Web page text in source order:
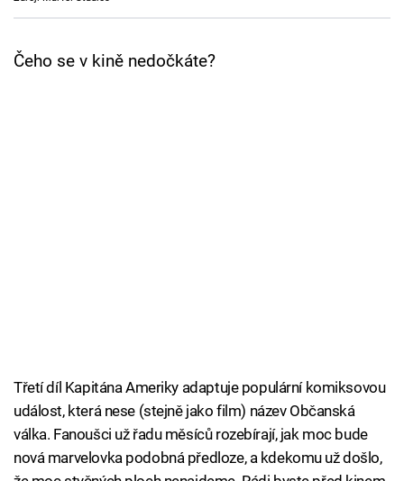
Čeho se v kině nedočkáte?
Třetí díl Kapitána Ameriky adaptuje populární komiksovou
událost, která nese (stejně jako film) název Občanská
válka. Fanoušci už řadu měsíců rozebírají, jak moc bude
nová marvelovka podobná předloze, a kdekomu už došlo,